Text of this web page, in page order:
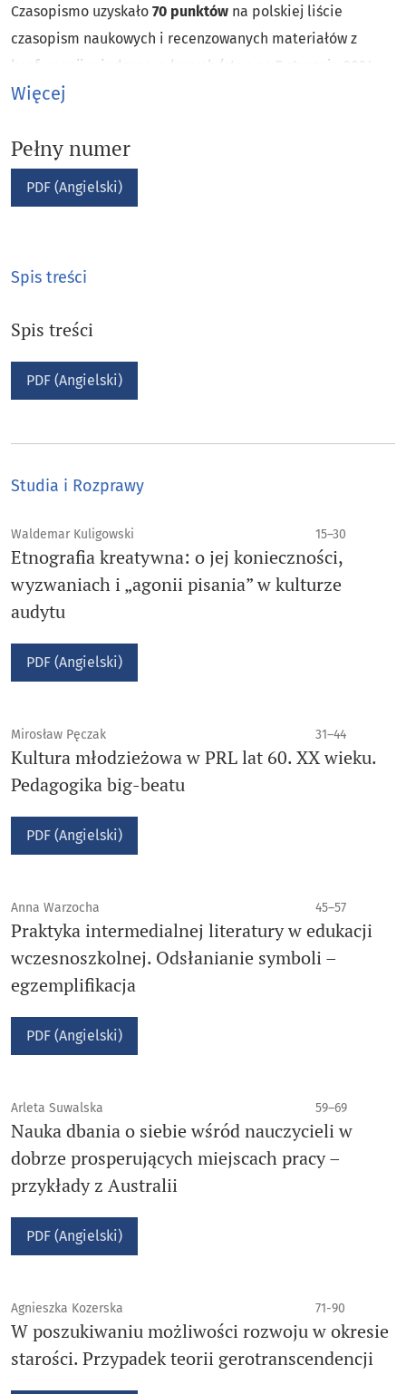
Czasopismo uzyskało 70 punktów na polskiej liście
czasopism naukowych i recenzowanych materiałów z
konferencji międzynarodowych (stan na 5 stycznia 2024
roku).
Więcej
Pełny numer
PDF (Angielski)
Spis treści
Spis treści
PDF (Angielski)
Studia i Rozprawy
Waldemar Kuligowski 15–30
Etnografia kreatywna: o jej konieczności,
wyzwaniach i „agonii pisania” w kulturze
audytu
PDF (Angielski)
Mirosław Pęczak 31–44
Kultura młodzieżowa w PRL lat 60. XX wieku.
Pedagogika big-beatu
PDF (Angielski)
Anna Warzocha 45–57
Praktyka intermedialnej literatury w edukacji
wczesnoszkolnej. Odsłanianie symboli –
egzemplifikacja
PDF (Angielski)
Arleta Suwalska 59–69
Nauka dbania o siebie wśród nauczycieli w
dobrze prosperujących miejscach pracy –
przykłady z Australii
PDF (Angielski)
Agnieszka Kozerska 71-90
W poszukiwaniu możliwości rozwoju w okresie
starości. Przypadek teorii gerotranscendencji